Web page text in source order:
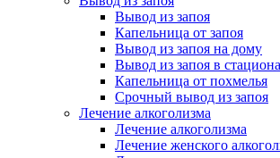
Вывод из запоя
Капельница от запоя
Вывод из запоя на дому
Вывод из запоя в
Капельница от похмелья
Срочный вывод из запоя
Лечение алкоголизма
Лечение алкоголизма
Лечение женского